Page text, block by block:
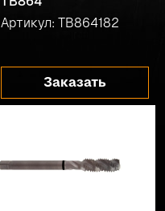
Артикул: TB864182
Заказать